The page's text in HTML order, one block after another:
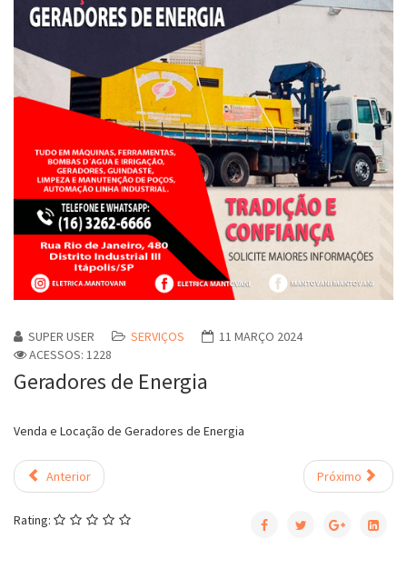
SUPER USER SERVIÇOS
11 MARÇO 2024
ACESSOS: 1228
Geradores de Energia
Venda e Locação de Geradores de Energia
Anterior Próximo
Rating: